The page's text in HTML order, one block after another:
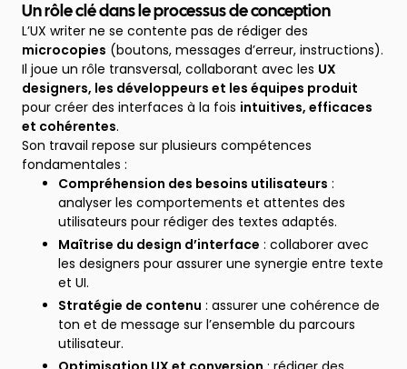
Un rôle clé dans le processus de conception
L’UX writer ne se contente pas de rédiger des
microcopies (boutons, messages d’erreur, instructions).
Il joue un rôle transversal, collaborant avec les UX
designers, les développeurs et les équipes produit
pour créer des interfaces à la fois intuitives, efficaces
et cohérentes.
Son travail repose sur plusieurs compétences
fondamentales :
Compréhension des besoins utilisateurs :
analyser les comportements et attentes des
utilisateurs pour rédiger des textes adaptés.
Maîtrise du design d’interface : collaborer avec
les designers pour assurer une synergie entre texte
et UI.
Stratégie de contenu : assurer une cohérence de
ton et de message sur l’ensemble du parcours
utilisateur.